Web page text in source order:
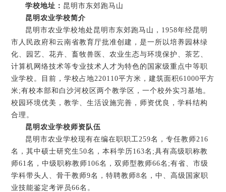
学校地址： 昆明市东郊跑马山
昆明农业学校简介
昆明市农业学校地处昆明市东郊跑马山，1958年经昆明
市人民政府和云南省教育厅批准创建，是一所以培养园林绿
化、园艺、花卉、畜牧兽医、农业生态与环境保护、茶艺、
计算机网络技术等专业技术人才为特色的国家级重点中等职
业学校。目前，学校占地220110平方米，建筑面积61000平方
米;有校本部和白沙河校区两个教学区，一个校外实习基地。
校园环境优美，教学、生活设施完善，师资优良，学科结构
合理。
昆明农业学校师资队伍
昆明市农业学校现有在编在职职工259名，专任教师216
名，其中硕士研究生50名，本科学历163名;具有高级职称教
师61名，中级职称教师106名，双师型教师66名;有省、市级
学科带头人、骨干教师9名，特聘教师8名，中、高级国家职
业技能鉴定考评员66名。